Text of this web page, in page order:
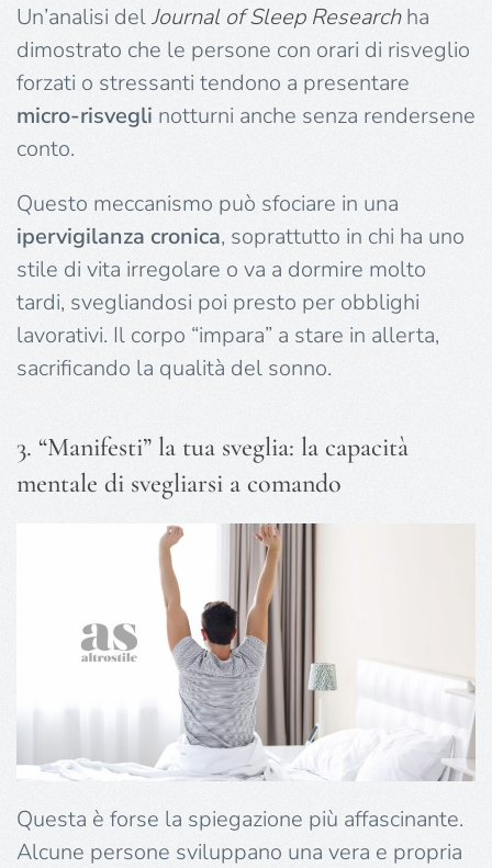
Un’analisi delJournal of Sleep Researchha
dimostrato che le persone con orari di risveglio
forzati o stressanti tendono a presentare
micro-risvegli notturni anche senza rendersene
conto.
Questo meccanismo può sfociare in una
ipervigilanza cronica, soprattutto in chi ha uno
stile di vita irregolare o va a dormire molto
tardi, svegliandosi poi presto per obblighi
lavorativi. Il corpo “impara” a stare in allerta,
sacrificando la qualità del sonno.
3. “Manifesti” la tua sveglia: la capacità
mentale di svegliarsi a comando
Questa è forse la spiegazione più affascinante.
Alcune persone sviluppano una vera e propria